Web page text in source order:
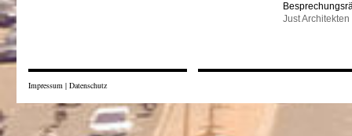
Just Architekten
Impressum | Datenschutz